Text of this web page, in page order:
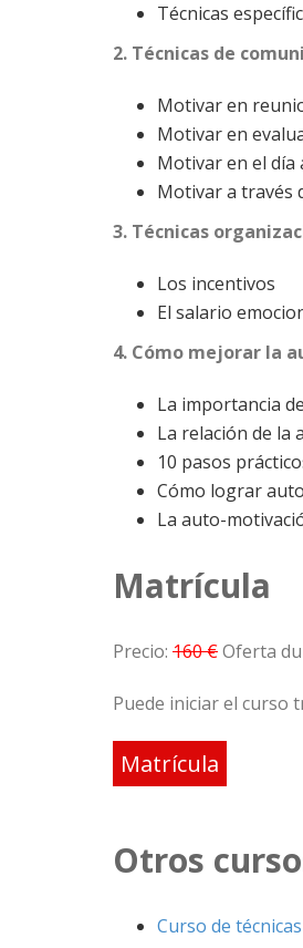
Técnicas
2. Técnicas de
Motivar en
Motivar en
Motivar en el día
Motivar a través
3. Técnicas
Los incentivos
El salario
4. Cómo mejorar la
La importancia
La relación de la
10 pasos
Cómo lograr
La auto-
Matrícula
Precio: 160 €Oferta
Puede iniciar el curso
Matrícula
Otros
Curso de